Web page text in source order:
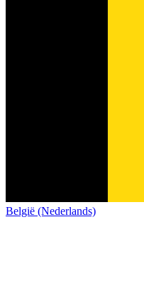
België (Nederlands)